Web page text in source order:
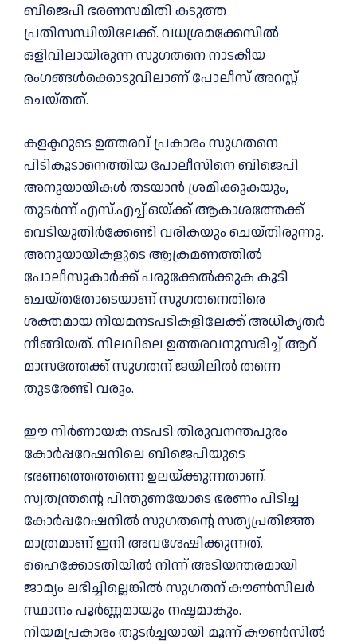
ബിജെപി ഭരണസമിതി കടുത്ത
പ്രതിസന്ധിയിലേക്ക്. വധശ്രമക്കേസില്‍
ഒളിവിലായിരുന്ന സുഗതനെ നാടകീയ
രംഗങ്ങള്‍ക്കൊടുവിലാണ് പോലീസ് അറസ്റ്റ്
ചെയ്തത്.
കളക്ടറുടെ ഉത്തരവ് പ്രകാരം സുഗതനെ
പിടികൂടാനെത്തിയ പോലീസിനെ ബിജെപി
അനുയായികള്‍ തടയാൻ ശ്രമിക്കുകയും,
തുടർന്ന് എസ്.എച്ച്‌.ഒയ്ക്ക് ആകാശത്തേക്ക്
വെടിയുതിർക്കേണ്ടി വരികയും ചെയ്തിരുന്നു.
അനുയായികളുടെ ആക്രമണത്തില്‍
പോലീസുകാർക്ക് പരുക്കേല്‍ക്കുക കൂടി
ചെയ്തതോടെയാണ് സുഗതനെതിരെ
ശക്തമായ നിയമനടപടികളിലേക്ക് അധികൃതർ
നീങ്ങിയത്. നിലവിലെ ഉത്തരവനുസരിച്ച്‌ ആറ്
മാസത്തേക്ക് സുഗതന് ജയിലില്‍ തന്നെ
തുടരേണ്ടി വരും.
ഈ നിർണായക നടപടി തിരുവനന്തപുരം
കോർപ്പറേഷനിലെ ബിജെപിയുടെ
ഭരണത്തെത്തന്നെ ഉലയ്ക്കുന്നതാണ്.
സ്വതന്ത്രന്റെ പിന്തുണയോടെ ഭരണം പിടിച്ച
കോർപ്പറേഷനില്‍ സുഗതന്റെ സത്യപ്രതിജ്ഞ
മാത്രമാണ് ഇനി അവശേഷിക്കുന്നത്.
ഹൈക്കോടതിയില്‍ നിന്ന് അടിയന്തരമായി
ജാമ്യം ലഭിച്ചില്ലെങ്കില്‍ സുഗതന് കൗണ്‍സിലർ
സ്ഥാനം പൂർണ്ണമായും നഷ്ടമാകും.
നിയമപ്രകാരം തുടർച്ചയായി മൂന്ന് കൗണ്‍സില്‍